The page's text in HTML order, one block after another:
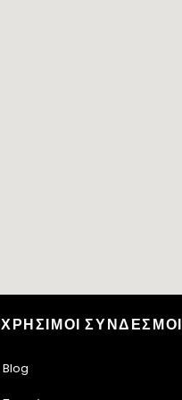
ΧΡΗΣΙΜΟΙ ΣΥΝΔΕΣΜΟΙ
Blog